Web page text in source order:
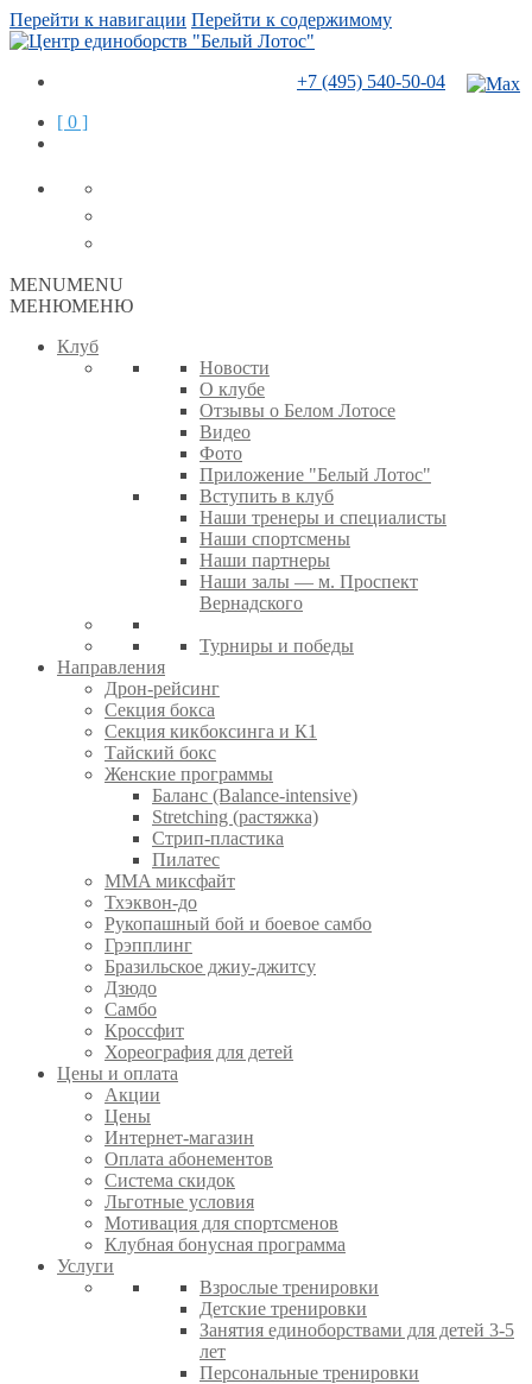
Перейти к навигации Перейти к содержимому
+7 (495) 540-50-04
[ 0 ]
MENUMENU
МЕНЮМЕНЮ
Клуб
Новости
О клубе
Отзывы о Белом Лотосе
Видео
Фото
Приложение "Белый Лотос"
Вступить в клуб
Наши тренеры и специалисты
Наши спортсмены
Наши партнеры
Наши залы — м. Проспект
Вернадского
Турниры и победы
Направления
Дрон-рейсинг
Секция бокса
Секция кикбоксинга и К1
Тайский бокс
Женские программы
Баланс (Balance-intensive)
Stretching (растяжка)
Стрип-пластика
Пилатес
MMA миксфайт
Тхэквон-до
Рукопашный бой и боевое самбо
Грэпплинг
Бразильское джиу-джитсу
Дзюдо
Самбо
Кроссфит
Хореография для детей
Цены и оплата
Акции
Цены
Интернет-магазин
Оплата абонементов
Система скидок
Льготные условия
Мотивация для спортсменов
Клубная бонусная программа
Услуги
Взрослые тренировки
Детские тренировки
Занятия единоборствами для детей 3-5
лет
Персональные тренировки